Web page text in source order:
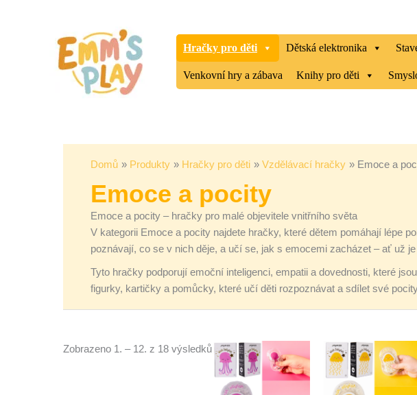
Hračky pro děti Dětská elektronika
Venkovní hry a zábava Knihy pro děti
Domů Produkty Hračky pro děti Vzdělávací hračky Emoce a
Emoce a pocity
Emoce a pocity – hračky pro malé objevitele vnitřního světa
V kategorii Emoce a pocity najdete hračky, které dětem pomáhají lépe
poznávají, co se v nich děje, a učí se, jak s emocemi zacházet – ať už
Tyto hračky podporují emoční inteligenci, empatii a dovednosti, které
figurky, kartičky a pomůcky, které učí děti rozpoznávat a sdílet své
Zobrazeno 1. – 12. z 18 výsledků